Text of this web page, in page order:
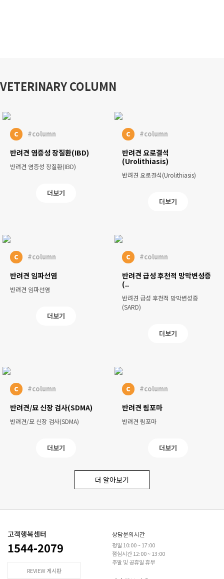
VETERINARY COLUMN
c #column
반려견 염증성 장질환(IBD)
반려견 염증성 장질환(IBD)
더보기
c #column
반려견 요로결석
(Urolithiasis)
반려견 요로결석(Urolithiasis)
더보기
c #column
반려견 임파선염
반려견 임파선염
더보기
c #column
반려견 급성 후천적 망막변성증
(..
반려견 급성 후천적 망막변성증
(SARD)
더보기
c #column
반려견/묘 신장 검사(SDMA)
반려견/묘 신장 검사(SDMA)
더보기
c #column
반려견 림포마
반려견 림포마
더보기
더 알아보기
고객행복센터
1544-2079
REVIEW 게시판
상담문의시간
평일 10:00 ~ 17:00
점심시간 12:00 ~ 13:00
주말 및 공휴일 휴무